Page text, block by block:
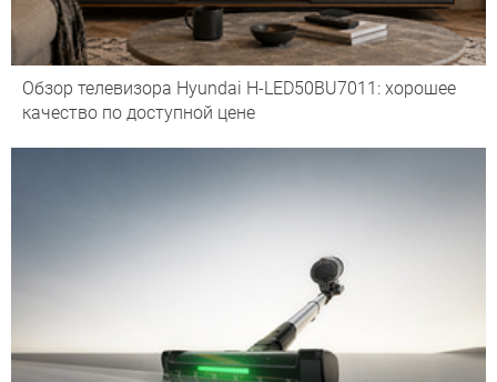
Обзор телевизора Hyundai H-LED50BU7011: хорошее
качество по доступной цене